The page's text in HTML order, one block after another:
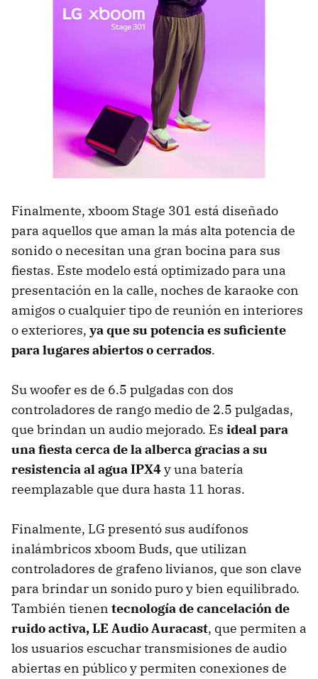
Finalmente, xboom Stage 301 está diseñado
para aquellos que aman la más alta potencia de
sonido o necesitan una gran bocina para sus
fiestas. Este modelo está optimizado para una
presentación en la calle, noches de karaoke con
amigos o cualquier tipo de reunión en interiores
o exteriores, ya que su potencia es suficiente
para lugares abiertos o cerrados.
Su woofer es de 6.5 pulgadas con dos
controladores de rango medio de 2.5 pulgadas,
que brindan un audio mejorado. Es ideal para
una fiesta cerca de la alberca gracias a su
resistencia al agua IPX4y una batería
reemplazable que dura hasta 11 horas.
Finalmente, LG presentó sus audífonos
inalámbricos xboom Buds, que utilizan
controladores de grafeno livianos, que son clave
para brindar un sonido puro y bien equilibrado.
También tienen tecnología de cancelación de
ruido activa, LE Audio Auracast, que permiten a
los usuarios escuchar transmisiones de audio
abiertas en público y permiten conexiones de